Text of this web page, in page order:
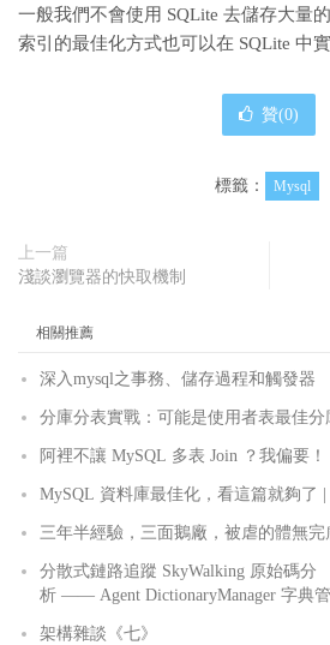
一般我們不會使用 SQLite 去儲存大量
索引的最佳化方式也可以在 SQLite 中實
贊(0)
標籤： Mysql
上一篇
淺談瀏覽器的快取機制
相關推薦
深入mysql之事務、儲存過程和觸發器
分庫分表實戰：可能是使用者表最佳分
阿裡不讓 MySQL 多表 Join ？我偏要！
MySQL 資料庫最佳化，看這篇就夠了
三年半經驗，三面鵝廠，被虐的體無
分散式鏈路追蹤 SkyWalking 原始碼分
析 —— Agent DictionaryManager 字典
架構雜談《七》